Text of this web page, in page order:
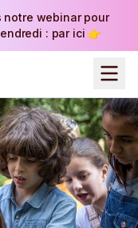
notre webinar pour
: par ici 👉